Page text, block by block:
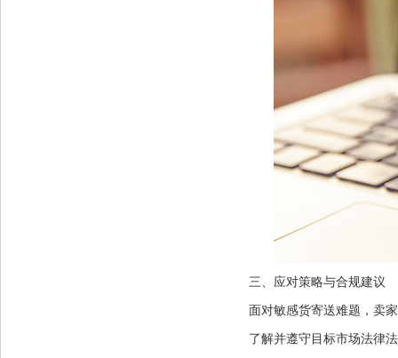
三、应对策略与合规建议
面对敏感货寄送难题，卖
了解并遵守目标市场法律